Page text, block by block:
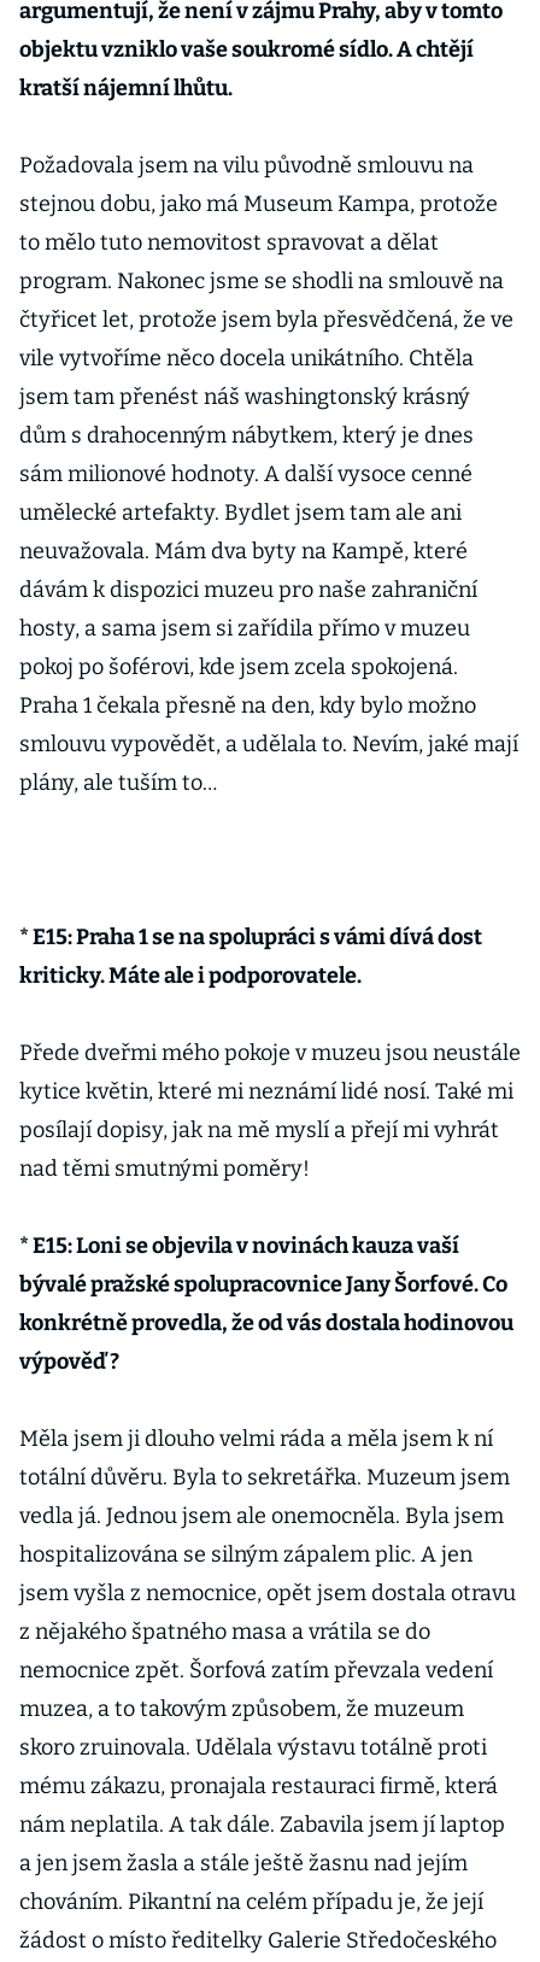
argumentují, že není v zájmu Prahy, aby v tomto
objektu vzniklo vaše soukromé sídlo. A chtějí
kratší nájemní lhůtu.
Požadovala jsem na vilu původně smlouvu na
stejnou dobu, jako má Museum Kampa, protože
to mělo tuto nemovitost spravovat a dělat
program. Nakonec jsme se shodli na smlouvě na
čtyřicet let, protože jsem byla přesvědčená, že ve
vile vytvoříme něco docela unikátního. Chtěla
jsem tam přenést náš washingtonský krásný
dům s drahocenným nábytkem, který je dnes
sám milionové hodnoty. A další vysoce cenné
umělecké artefakty. Bydlet jsem tam ale ani
neuvažovala. Mám dva byty na Kampě, které
dávám k dispozici muzeu pro naše zahraniční
hosty, a sama jsem si zařídila přímo v muzeu
pokoj po šoférovi, kde jsem zcela spokojená.
Praha 1 čekala přesně na den, kdy bylo možno
smlouvu vypovědět, a udělala to. Nevím, jaké mají
plány, ale tuším to…
* E15: Praha 1 se na spolupráci s vámi dívá dost
kriticky. Máte ale i podporovatele.
Přede dveřmi mého pokoje v muzeu jsou neustále
kytice květin, které mi neznámí lidé nosí. Také mi
posílají dopisy, jak na mě myslí a přejí mi vyhrát
nad těmi smutnými poměry!
* E15: Loni se objevila v novinách kauza vaší
bývalé pražské spolupracovnice Jany Šorfové. Co
konkrétně provedla, že od vás dostala hodinovou
výpověď ?
Měla jsem ji dlouho velmi ráda a měla jsem k ní
totální důvěru. Byla to sekretářka. Muzeum jsem
vedla já. Jednou jsem ale onemocněla. Byla jsem
hospitalizována se silným zápalem plic. A jen
jsem vyšla z nemocnice, opět jsem dostala otravu
z nějakého špatného masa a vrátila se do
nemocnice zpět. Šorfová zatím převzala vedení
muzea, a to takovým způsobem, že muzeum
skoro zruinovala. Udělala výstavu totálně proti
mému zákazu, pronajala restauraci firmě, která
nám neplatila. A tak dále. Zabavila jsem jí laptop
a jen jsem žasla a stále ještě žasnu nad jejím
chováním. Pikantní na celém případu je, že její
žádost o místo ředitelky Galerie Středočeského